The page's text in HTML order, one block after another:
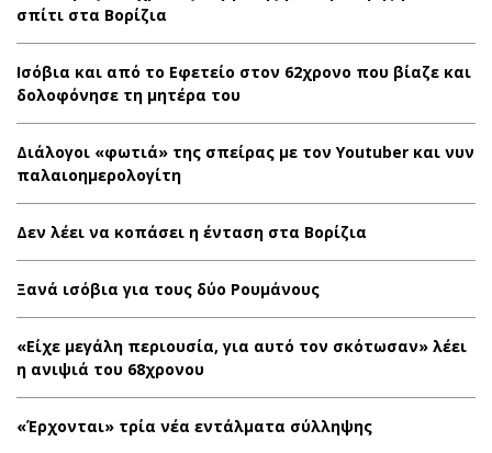
σπίτι στα Βορίζια
Ισόβια και από το Εφετείο στον 62χρονο που βίαζε και
δολοφόνησε τη μητέρα του
Διάλογοι «φωτιά» της σπείρας με τον Youtuber και νυν
παλαιοημερολογίτη
Δεν λέει να κοπάσει η ένταση στα Βορίζια
Ξανά ισόβια για τους δύο Ρουμάνους
«Είχε μεγάλη περιουσία, για αυτό τον σκότωσαν» λέει
η ανιψιά του 68χρονου
«Έρχονται» τρία νέα εντάλματα σύλληψης